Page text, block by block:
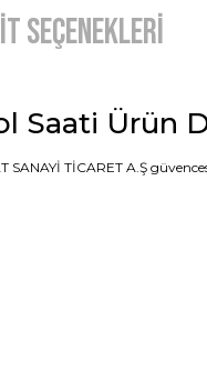
Seçenekleri
Saati Ürün
SANAYİ TİCARET A.Ş